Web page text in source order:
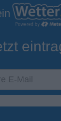
Tiefsttemperatur